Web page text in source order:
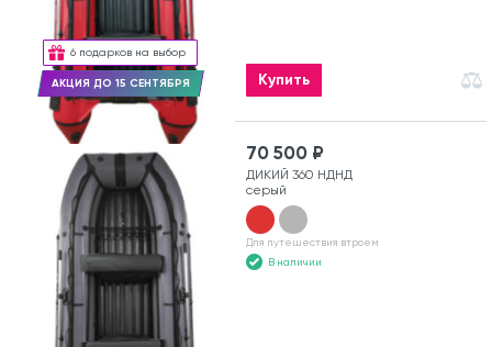
6 подарков на выбор
АКЦИЯ ДО 15 СЕНТЯБРЯ Купить
70 500 ₽
ДИКИЙ 360 НДНД
серый
Для путешествия втроем
В наличии